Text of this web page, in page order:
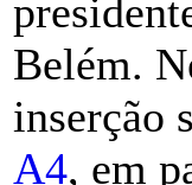
Belém.
inserção
A4, em